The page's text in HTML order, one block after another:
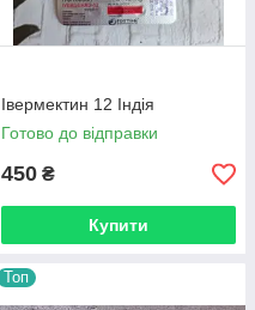
Івермектин 12 Індія
Готово до відправки
450 ₴
Купити
Топ